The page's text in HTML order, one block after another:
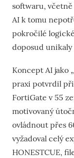
softwaru,
AI k tomu
pokročilé
doposud
Koncept AI jako
praxi potvrdil
FortiGate v 55
motivovaný
ovládnout přes
vyžadoval celý
HONESTCUE,